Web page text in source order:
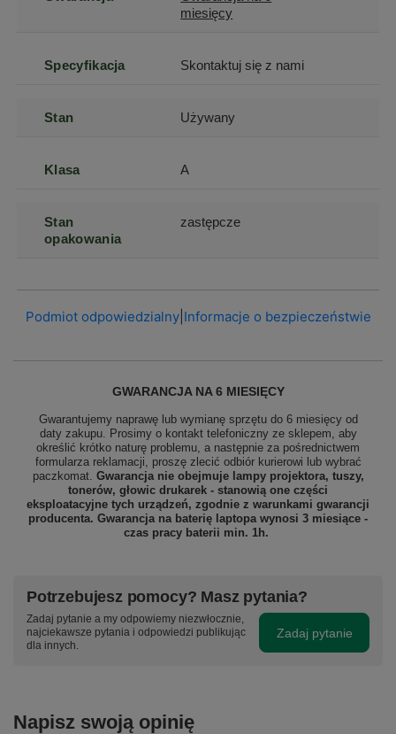
miesięcy
Specyfikacja Skontaktuj się z nami
Stan Używany
Klasa A
Stan
opakowania
zastępcze
Podmiot odpowiedzialny| Informacje o bezpieczeństwie
GWARANCJA NA 6 MIESIĘCY
Gwarantujemy naprawę lub wymianę sprzętu do 6 miesięcy od
daty zakupu. Prosimy o kontakt telefoniczny ze sklepem, aby
określić krótko naturę problemu, a następnie za pośrednictwem
formularza reklamacji, proszę zlecić odbiór kurierowi lub wybrać
paczkomat. Gwarancja nie obejmuje lampy projektora, tuszy,
tonerów, głowic drukarek - stanowią one części
eksploatacyjne tych urządzeń, zgodnie z warunkami gwarancji
producenta. Gwarancja na baterię laptopa wynosi 3 miesiące -
czas pracy baterii min. 1h.
Potrzebujesz pomocy? Masz pytania?
Zadaj pytanie a my odpowiemy niezwłocznie,
najciekawsze pytania i odpowiedzi publikując
dla innych.
Zadaj pytanie
Napisz swoją opinię